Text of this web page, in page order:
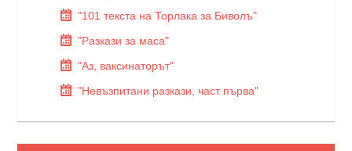
"101 текста на Торлака за Биволъ"
"Разкази за маса"
"Аз, ваксинаторът"
"Невъзпитани разкази, част първа"